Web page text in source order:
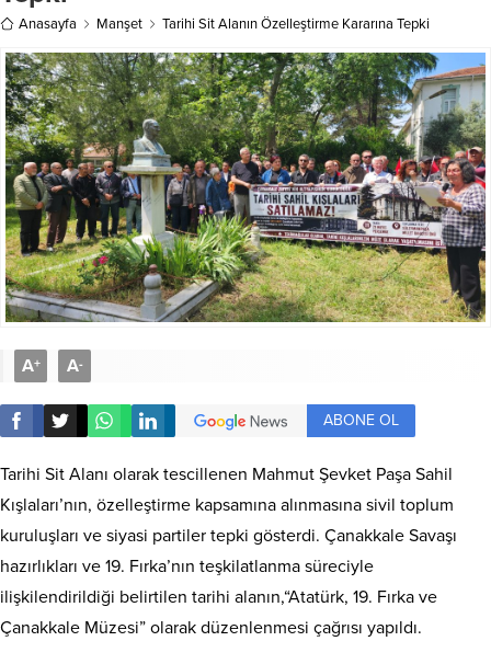
hakkı,...
Anasayfa Manşet Tarihi Sit Alanın Özelleştirme Kararına Tepki
A+ A-
ABONE OL
Tarihi Sit Alanı olarak tescillenen Mahmut Şevket Paşa Sahil
Kışlaları’nın, özelleştirme kapsamına alınmasına sivil toplum
kuruluşları ve siyasi partiler tepki gösterdi. Çanakkale Savaşı
hazırlıkları ve 19. Fırka’nın teşkilatlanma süreciyle
ilişkilendirildiği belirtilen tarihi alanın,“Atatürk, 19. Fırka ve
Çanakkale Müzesi” olarak düzenlenmesi çağrısı yapıldı.